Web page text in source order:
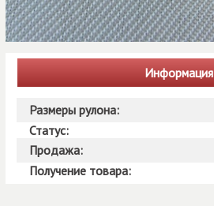
Информация
Размеры рулона:
Статус:
Продажа:
Получение товара: